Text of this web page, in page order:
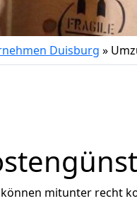
Duisburg »
mitunter recht